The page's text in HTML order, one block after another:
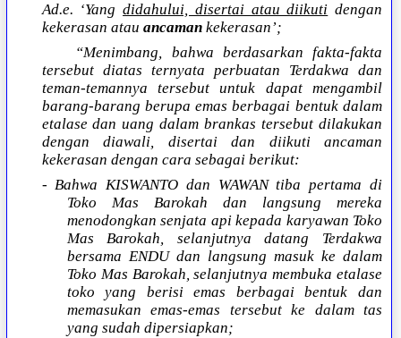
Ad.e. ‘Yangdidahului, disertai atau diikuti dengan
kekerasan atau ancamankekerasan’;
“Menimbang, bahwa berdasarkan fakta-fakta
tersebut diatas ternyata perbuatan Terdakwa dan
teman-temannya tersebut untuk dapat mengambil
barang-barang berupa emas berbagai bentuk dalam
etalase dan uang dalam brankas tersebut dilakukan
dengan diawali, disertai dan diikuti ancaman
kekerasan dengan cara sebagai berikut:
- Bahwa KISWANTO dan WAWAN tiba pertama di
Toko Mas Barokah dan langsung mereka
menodongkan senjata api kepada karyawan Toko
Mas Barokah, selanjutnya datang Terdakwa
bersama ENDU dan langsung masuk ke dalam
Toko Mas Barokah, selanjutnya membuka etalase
toko yang berisi emas berbagai bentuk dan
memasukan emas-emas tersebut ke dalam tas
yang sudah dipersiapkan;